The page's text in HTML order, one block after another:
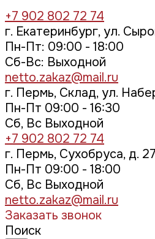
+7 902 802 72 74
г. Екатеринбург, ул.
Пн-Пт: 09:00 - 18:00
Cб-Вс: Выходной
netto.zakaz@mail.ru
г. Пермь, Склад, ул.
Пн-Пт 09:00 - 16:30
Сб, Вс Выходной
+7 902 802 72 74
г. Пермь, Сухобруса, д. 27
Пн-Пт 09:00 - 18:00
Сб, Вс Выходной
netto.zakaz@mail.ru
Заказать звонок
Поиск